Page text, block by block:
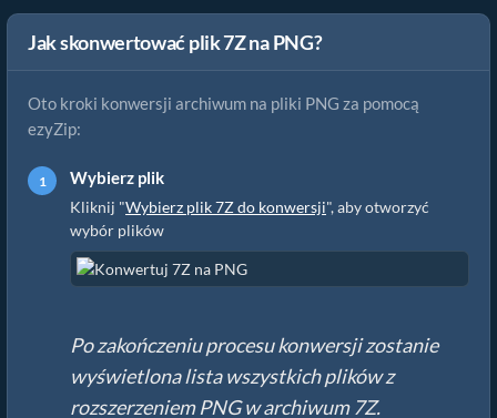
Jak skonwertować plik 7Z na PNG?
Oto kroki konwersji archiwum na pliki PNG za pomocą
ezyZip:
Wybierz plik
Kliknij "Wybierz plik 7Z do konwersji", aby otworzyć
wybór plików
Po zakończeniu procesu konwersji zostanie
wyświetlona lista wszystkich plików z
rozszerzeniem PNG w archiwum 7Z.